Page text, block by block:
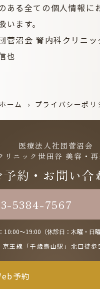
ある全ての個人情報に
います。
菅沼会 腎内科クリニッ
也
ホーム › プライバシーポリ
医療法人社団菅沼会
リニック世田谷 美容・
予約・お問い合
5384-7567
10:00〜19:00（休診日：木曜・日曜
京王線「千歳烏山駅」北口徒歩
予約